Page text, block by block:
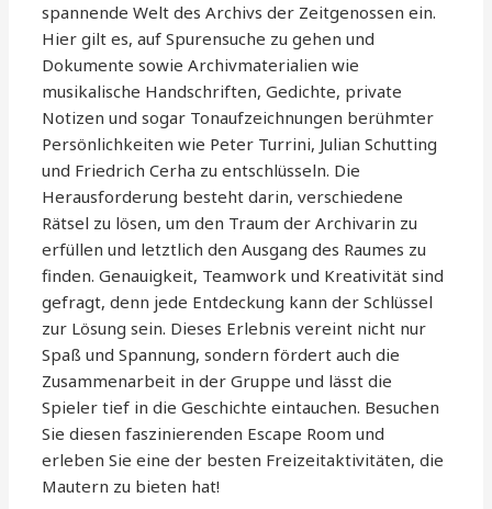
spannende Welt des Archivs der Zeitgenossen ein.
Hier gilt es, auf Spurensuche zu gehen und
Dokumente sowie Archivmaterialien wie
musikalische Handschriften, Gedichte, private
Notizen und sogar Tonaufzeichnungen berühmter
Persönlichkeiten wie Peter Turrini, Julian Schutting
und Friedrich Cerha zu entschlüsseln. Die
Herausforderung besteht darin, verschiedene
Rätsel zu lösen, um den Traum der Archivarin zu
erfüllen und letztlich den Ausgang des Raumes zu
finden. Genauigkeit, Teamwork und Kreativität sind
gefragt, denn jede Entdeckung kann der Schlüssel
zur Lösung sein. Dieses Erlebnis vereint nicht nur
Spaß und Spannung, sondern fördert auch die
Zusammenarbeit in der Gruppe und lässt die
Spieler tief in die Geschichte eintauchen. Besuchen
Sie diesen faszinierenden Escape Room und
erleben Sie eine der besten Freizeitaktivitäten, die
Mautern zu bieten hat!